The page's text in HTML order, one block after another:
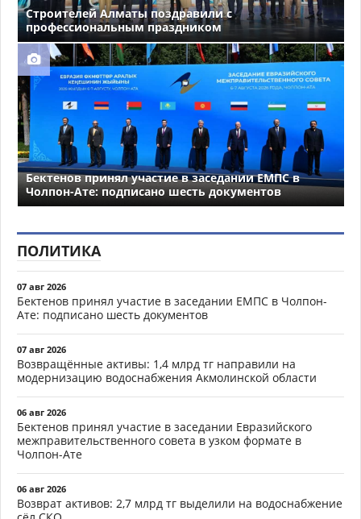
Строителей Алматы поздравили с
профессиональным праздником
Бектенов принял участие в заседании ЕМПС в
Чолпон-Ате: подписано шесть документов
ПОЛИТИКА
07 авг 2026
Бектенов принял участие в заседании ЕМПС в Чолпон-
Ате: подписано шесть документов
07 авг 2026
Возвращённые активы: 1,4 млрд тг направили на
модернизацию водоснабжения Акмолинской области
06 авг 2026
Бектенов принял участие в заседании Евразийского
межправительственного совета в узком формате в
Чолпон-Ате
06 авг 2026
Возврат активов: 2,7 млрд тг выделили на водоснабжение